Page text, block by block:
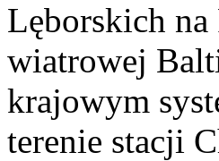
Lęborskich
wiatrowej
krajowym
terenie stacji